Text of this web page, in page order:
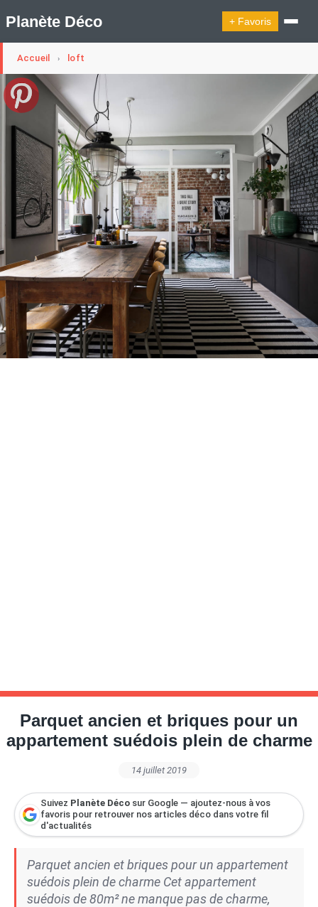
Planète Déco + Favoris
🛍︎ Shop Planète Déco
Appartement Design Cabanes
Design Suédois En Quelques Photos
Idées Déco En 10 Photos
La Semaine Décoration Et Design
Maison En Ville
Méli-Mélo Suédois
Publi Reportage
Tendance
Interieurs Scandinaves
La Décoration Selon Votre Signe Astrologique
Les Trouvailles Déco Du Jour
Loft
Maison Appartement Écologique
Maison Container/container House
Maison D'hôtes
Maison Et Appartement Vintage
On Décode La Déco
Petite Surface
Piscine Question De Style
Renovation
Revue De Week End
Tiny House
Accueil › loft
Parquet ancien et briques pour un
appartement suédois plein de charme
14 juillet 2019
Suivez Planète Déco sur Google — ajoutez-nous à vos
favoris pour retrouver nos articles déco dans votre fil
d'actualités
Parquet ancien et briques pour un appartement
suédois plein de charme Cet appartement
suédois de 80m² ne manque pas de charme,